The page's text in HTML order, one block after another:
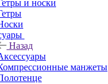
и носки
Назад
манжеты